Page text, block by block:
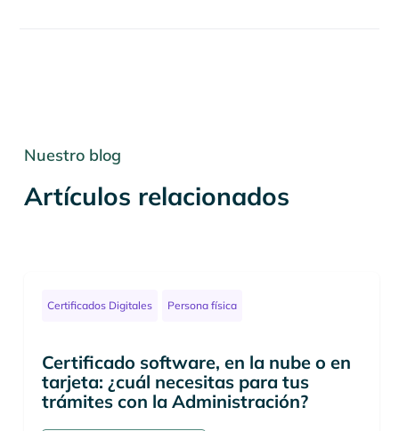
Nuestro blog
Artículos relacionados
Certificados Digitales Persona física
Certificado software, en la nube o en
tarjeta: ¿cuál necesitas para tus
trámites con la Administración?